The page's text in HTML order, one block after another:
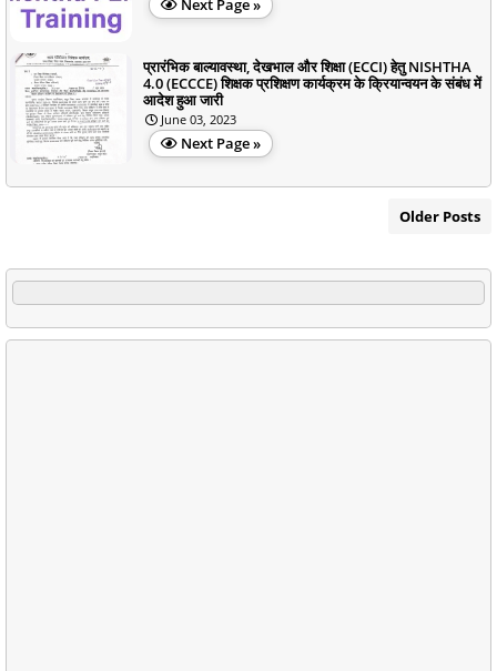
Next Page »
प्रारंभिक बाल्यावस्था, देखभाल और शिक्षा (ECCI) हेतु NISHTHA
4.0 (ECCCE) शिक्षक प्रशिक्षण कार्यक्रम के क्रियान्वयन के संबंध में
आदेश हुआ जारी
June 03, 2023
Next Page »
Older Posts